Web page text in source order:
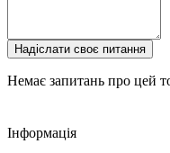
Надіслати своє питання
Немає запитань про цей
Інформація